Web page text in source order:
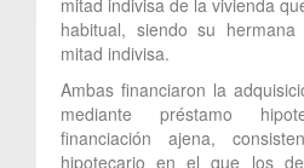
habitual, siendo su
mitad indivisa.
Ambas financiaron la
mediante préstamo
financiación ajena,
hipotecario en el que los